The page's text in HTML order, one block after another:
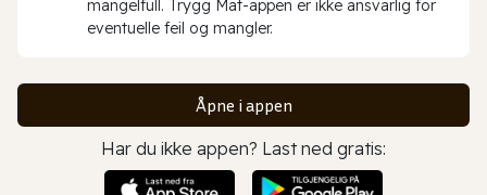
mangelfull. Trygg Mat-appen er ikke ansvarlig for
eventuelle feil og mangler.
Åpne i appen
Har du ikke appen? Last ned gratis: